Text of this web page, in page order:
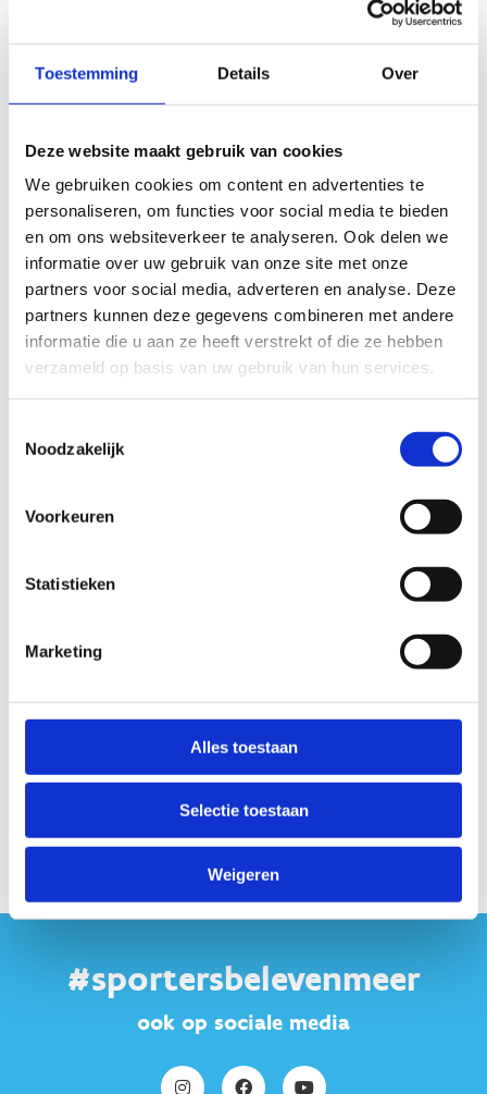
Toestemming Details Over
Deze website maakt gebruik van cookies
We gebruiken cookies om content en advertenties te
personaliseren, om functies voor social media te bieden
en om ons websiteverkeer te analyseren. Ook delen we
informatie over uw gebruik van onze site met onze
partners voor social media, adverteren en analyse. Deze
partners kunnen deze gegevens combineren met andere
informatie die u aan ze heeft verstrekt of die ze hebben
verzameld op basis van uw gebruik van hun services.
Noodzakelijk
Voorkeuren
Statistieken
Marketing
Alles toestaan
Selectie toestaan
Weigeren
10.000 stappen, elke stap telt
Een stad of gemeente met gezonde, fitte inwoners, dat
willen we toch allemaal? Vaak kan je daar als stad of
groot stuk toe bijdragen. Het Vlaams Instituut Gezond
leven en Sport Vlaanderen lanceren daarom "10.000
stappen gaat voor meer". Met dit grootschalig
beweegproject willen we de inwoners van jouw stad of
gemeente aanzetten tot meer beweging.
Bewegen: we weten allemaal hoe belangrijk het is, maar
toch doen we het nog steeds te weinig.
Slechts 64% van de volwassenen haalt de aanbeveling van
Om dat cijfer op te krikken, lanceerden het Vlaams
Logo’s en Agentschap Zorg de
beweegcampagne
Hieronder vind je de focuspunten per projectjaar.
2022: beweegroutes in jouw gemeente
2023: inzetten op het STOP-principe en gezonde
2024: lokale beweegacties i.s.m. het verenigingsleven
Meer info 10.000 stappen
#sportersbelevenmeer
ook op sociale media